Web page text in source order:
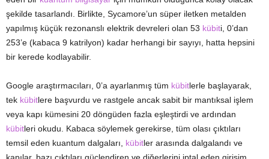
şekilde tasarlandı. Birlikte, Sycamore’un süper iletken metalden
yapılmış küçük rezonanslı elektrik devreleri olan 53 kübiti, 0’dan
253’e (kabaca 9 katrilyon) kadar herhangi bir sayıyı, hatta hepsini
bir kerede kodlayabilir.
Google araştırmacıları, 0’a ayarlanmış tüm kübitlerle başlayarak,
tek kübitlere başvurdu ve rastgele ancak sabit bir mantıksal işlem
veya kapı kümesini 20 döngüden fazla eşleştirdi ve ardından
kübitleri okudu. Kabaca söylemek gerekirse, tüm olası çıktıları
temsil eden kuantum dalgaları, kübitler arasında dalgalandı ve